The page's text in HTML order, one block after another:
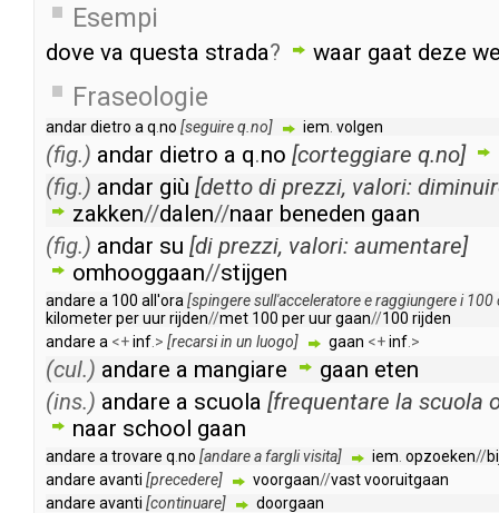
Esempi
dove va questa strada? waar gaat deze
Fraseologie
andardietro a q no [seguireq no] iem volgen
(fig.) andar dietro a q.no [corteggiare q.no]
(fig.) andar giù [detto di prezzi, valori:
zakken//dalen//naar beneden gaan
(fig.) andar su [di prezzi, valori: aumentare]
omhooggaan//stijgen
andare a 100 all'ora [spingeresull'acceleratoreeraggiungerei 100
kilometerperuurrijden//met 100 peruurgaan//100 rijden
andare a <+inf .> [recarsiin un luogo] gaan <+inf .>
(cul.) andare a mangiare gaan eten
(ins.) andare a scuola [frequentare la scuola
naar school gaan
andare a trovare q no [andarea farglivisita] iem opzoeken//
andare avanti [precedere] voorgaan//vastvooruitgaan
andare avanti [continuare]
doorgaan